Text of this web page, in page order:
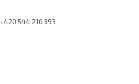
+420 544 210 893